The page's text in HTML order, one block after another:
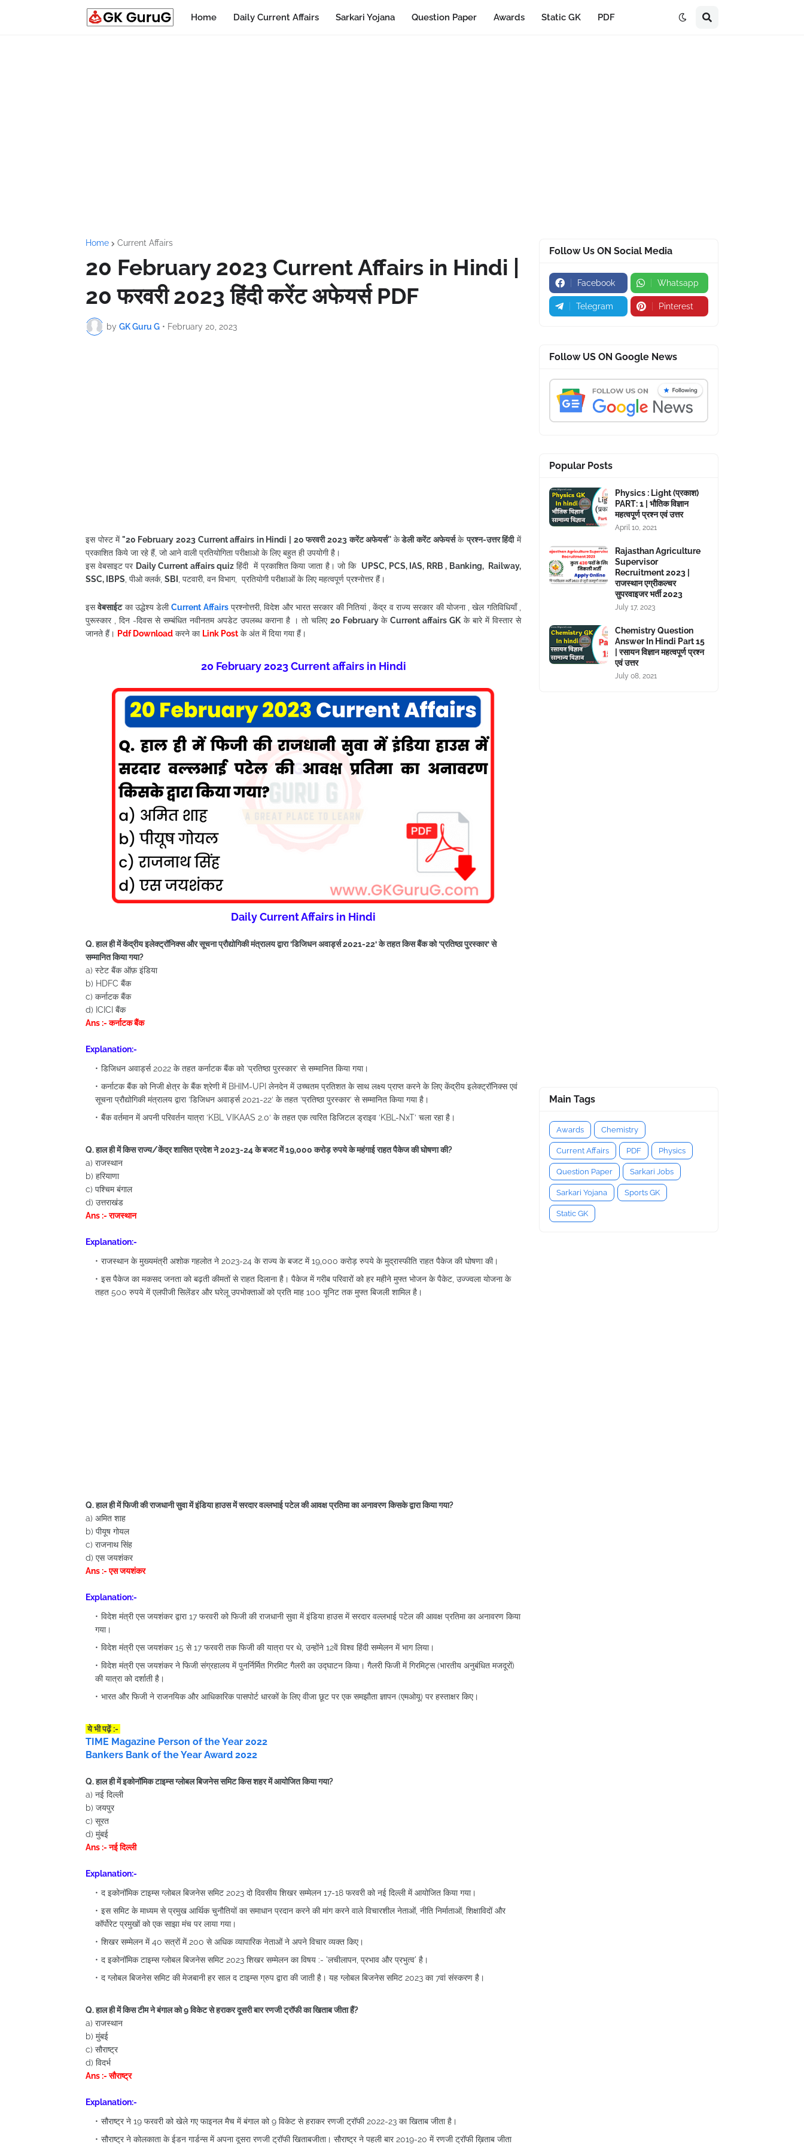
Home Daily Current Affairs Sarkari Yojana Question Paper Awards Static GK PDF
Home Current Affairs
20 February 2023 Current Affairs in Hindi |
20 फरवरी 2023 हिंदी करेंट अफेयर्स PDF
by GK Guru G • February 20, 2023
इस पोस्ट में"20 February 2023 Current affairs in Hindi | 20 फरवरी2023 करेंट अफेयर्स'' के डेली करेंट अफेयर्सकेप्रश्न-उत्तर हिंदीमें
प्रकाशित किये जा रहे हैं, जो आने वाली प्रतियोगिता परीक्षाओ के लिए बहुत ही उपयोगी है।
इस वेबसाइट पर Daily Current affairs quiz हिंदी में प्रकाशित किया जाता है। जो कि UPSC, PCS, IAS, RRB , Banking, Railway,
SSC, IBPS , पीओ क्लर्क, SBI , पटवारी, वन विभाग, प्रतियोगी परीक्षाओं के लिए महत्वपूर्ण प्रश्नोत्तर हैं।
इसवेबसाईटका उद्धेश्य डेलीCurrent Affairsप्रश्नोत्तरी, विदेश और भारत सरकार की नितियां , केंद्र व राज्य सरकार की योजना , खेल गतिविधियाँ ,
पुरूस्कार , दिन -दिवस से सम्बंधित नवीनतम अपडेट उपलब्ध कराना है । तो चलिए 20 February के Current affairs GK के बारे में विस्तार से
जानते हैं। Pdf Download करने का Link Post के अंत में दिया गया हैं।
20 February2023 Current affairs in Hindi
Daily Current Affairs in Hindi
Q. हाल ही में केंद्रीय इलेक्ट्रॉनिक्स और सूचना प्रौद्योगिकी मंत्रालय द्वारा ‘डिजिधन अवार्ड्स 2021-22‘ के तहत किस बैंक को ‘प्रतिष्ठा पुरस्कार‘ से
सम्मानित किया गया?
a) स्टेट बैंक ऑफ़ इंडिया
b) HDFC बैंक
c) कर्नाटक बैंक
d) ICICI बैंक
Ans :- कर्नाटक बैंक
Explanation:-
डिजिधन अवार्ड्स 2022 के तहत कर्नाटक बैंक को ‘प्रतिष्ठा पुरस्कार‘ से सम्मानित किया गया।
कर्नाटक बैंक को निजी क्षेत्र के बैंक श्रेणी में BHIM-UPI लेनदेन में उच्चतम प्रतिशत के साथ लक्ष्य प्राप्त करने के लिए केंद्रीय इलेक्ट्रॉनिक्स एवं
सूचना प्रौद्योगिकी मंत्रालय द्वारा ‘डिजिधन अवार्ड्स 2021-22‘ के तहत ‘प्रतिष्ठा पुरस्कार‘ से सम्मानित किया गया है।
बैंक वर्तमान में अपनी परिवर्तन यात्रा ‘KBL VIKAAS 2.0‘ के तहत एक त्वरित डिजिटल ड्राइव ‘KBL-NxT‘ चला रहा है।
Q. हाल ही में किस राज्य/केंद्र शासित प्रदेश ने 2023-24 के बजट में 19,000 करोड़ रुपये के महंगाई राहत पैकेज की घोषणा की?
a) राजस्थान
b) हरियाणा
c) पश्चिम बंगाल
d) उत्तराखंड
Ans :- राजस्थान
Explanation:-
राजस्थान के मुख्यमंत्री अशोक गहलोत ने 2023-24 के राज्य के बजट में 19,000 करोड़ रुपये के मुद्रास्फीति राहत पैकेज की घोषणा की।
इस पैकेज का मकसद जनता को बढ़ती कीमतों से राहत दिलाना है। पैकेज में गरीब परिवारों को हर महीने मुफ्त भोजन के पैकेट, उज्ज्वला योजना के
तहत 500 रुपये में एलपीजी सिलेंडर और घरेलू उपभोक्ताओं को प्रति माह 100 यूनिट तक मुफ्त बिजली शामिल है।
Q. हाल ही में फिजी की राजधानी सुवा में इंडिया हाउस में सरदार वल्लभाई पटेल की आवक्ष प्रतिमा का अनावरण किसके द्वारा किया गया?
a) अमित शाह
b) पीयूष गोयल
c) राजनाथ सिंह
d) एस जयशंकर
Ans :- एस जयशंकर
Explanation:-
विदेश मंत्री एस जयशंकर द्वारा 17 फरवरी को फिजी की राजधानी सुवा में इंडिया हाउस में सरदार वल्लभाई पटेल की आवक्ष प्रतिमा का अनावरण किया
गया।
विदेश मंत्री एस जयशंकर 15 से 17 फरवरी तक फिजी की यात्रा पर थे, उन्होंने 12वें विश्व हिंदी सम्मेलन में भाग लिया।
विदेश मंत्री एस जयशंकर ने फिजी संग्रहालय में पुनर्निर्मित गिरमिट गैलरी का उद्घाटन किया। गैलरी फिजी में गिरमिट्स (भारतीय अनुबंधित मजदूरों)
की यात्रा को दर्शाती है।
भारत और फिजी ने राजनयिक और आधिकारिक पासपोर्ट धारकों के लिए वीजा छूट पर एक समझौता ज्ञापन (एमओयू) पर हस्ताक्षर किए।
ये भी पढ़ें :-
TIME Magazine Person of the Year 2022
Bankers Bank of the Year Award 2022
Q. हाल ही में इकोनॉमिक टाइम्स ग्लोबल बिजनेस समिट किस शहर में आयोजित किया गया?
a) नई दिल्ली
b) जयपुर
c) सूरत
d) मुंबई
Ans :- नई दिल्ली
Explanation:-
द इकोनॉमिक टाइम्स ग्लोबल बिजनेस समिट 2023 दो दिवसीय शिखर सम्मेलन 17-18 फरवरी को नई दिल्ली में आयोजित किया गया।
इस समिट के माध्यम से प्रमुख आर्थिक चुनौतियों का समाधान प्रदान करने की मांग करने वाले विचारशील नेताओं, नीति निर्माताओं, शिक्षाविदों और
कॉर्पोरेट प्रमुखों को एक साझा मंच पर लाया गया।
शिखर सम्मेलन में 40 सत्रों में 200 से अधिक व्यापारिक नेताओं ने अपने विचार व्यक्त किए।
द इकोनॉमिक टाइम्स ग्लोबल बिजनेस समिट 2023 शिखर सम्मेलन का विषय :- 'लचीलापन, प्रभाव और प्रभुत्व' है।
द ग्लोबल बिजनेस समिट की मेजबानी हर साल द टाइम्स ग्रुप द्वारा की जाती है। यह ग्लोबल बिजनेस समिट 2023 का 7वां संस्करण है।
Q. हाल ही में किस टीम ने बंगाल को 9 विकेट से हराकर दूसरी बार रणजी ट्रॉफी का खिताब जीता हैं?
a) राजस्थान
b) मुंबई
c) सौराष्ट्र
d) विदर्भ
Ans :- सौराष्ट्र
Explanation:-
सौराष्ट्र ने 19 फरवरी को खेले गए फाइनल मैच में बंगाल को 9 विकेट से हराकर रणजी ट्रॉफी 2022-23 का खिताब जीता है।
सौराष्ट्र ने कोलकाता के ईडन गार्डन्स में अपना दूसरा रणजी ट्रॉफी खिताबजीता। सौराष्ट्र ने पहली बार 2019-20 में रणजी ट्रॉफी ख़िताब जीता
Follow Us ON Social Media
Facebook Whatsapp
Telegram Pinterest
Follow US ON Google News
Popular Posts
Physics : Light (प्रकाश)
PART: 1 | भौतिक विज्ञान
महत्वपूर्ण प्रश्न एवं उत्तर
April 10, 2021
Rajasthan Agriculture
Supervisor
Recruitment 2023 |
राजस्थान एग्रीकल्चर
सुपरवाइजर भर्ती 2023
July 17, 2023
Chemistry Question
Answer In Hindi Part 15
| रसायन विज्ञान महत्वपूर्ण प्रश्न
एवं उत्तर
July 08, 2021
Main Tags
Awards Chemistry
Current Affairs PDF Physics
Question Paper Sarkari Jobs
Sarkari Yojana Sports GK
Static GK